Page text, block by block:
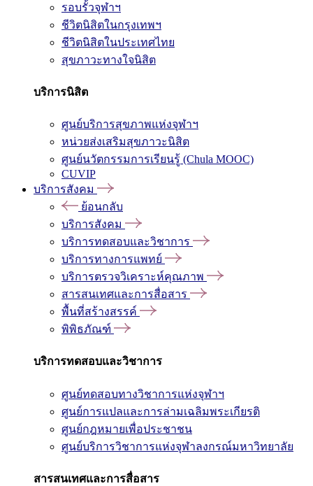
รอบรั้วจุฬาฯ
ชีวิตนิสิตในกรุงเทพฯ
ชีวิตนิสิตในประเทศไทย
สุขภาวะทางใจนิสิต
บริการนิสิต
ศูนย์บริการสุขภาพแห่งจุฬาฯ
หน่วยส่งเสริมสุขภาวะนิสิต
ศูนย์นวัตกรรมการเรียนรู้ (Chula MOOC)
CUVIP
บริการสังคม
ย้อนกลับ
บริการสังคม
บริการทดสอบและวิชาการ
บริการทางการแพทย์
บริการตรวจวิเคราะห์คุณภาพ
สารสนเทศและการสื่อสาร
พื้นที่สร้างสรรค์
พิพิธภัณฑ์
บริการทดสอบและวิชาการ
ศูนย์ทดสอบทางวิชาการแห่งจุฬาฯ
ศูนย์การแปลและการล่ามเฉลิมพระเกียรติ
ศูนย์กฎหมายเพื่อประชาชน
ศูนย์บริการวิชาการแห่งจุฬาลงกรณ์มหาวิทยาลัย
สารสนเทศและการสื่อสาร